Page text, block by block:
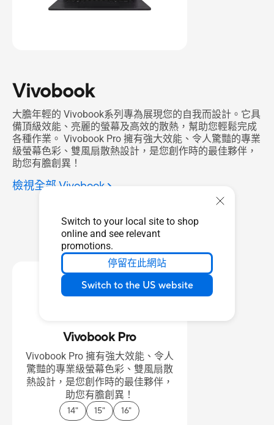
Switch to your local site to shop
online and see relevant
promotions.
停留在此網站
Switch to the US website
Vivobook
大膽年輕的 Vivobook系列專為展現您的自我而設計。它具
備頂級效能、亮麗的螢幕及高效的散熱，幫助您輕鬆完成
各種作業。 Vivobook Pro 擁有強大效能、令人驚豔的專業
級螢幕色彩、雙風扇散熱設計，是您創作時的最佳夥伴，
助您有膽創異！
檢視全部 Vivobook
Vivobook Pro
Vivobook Pro 擁有強大效能、令人
驚豔的專業級螢幕色彩、雙風扇散
熱設計，是您創作時的最佳夥伴，
助您有膽創異！
14" 15" 16"